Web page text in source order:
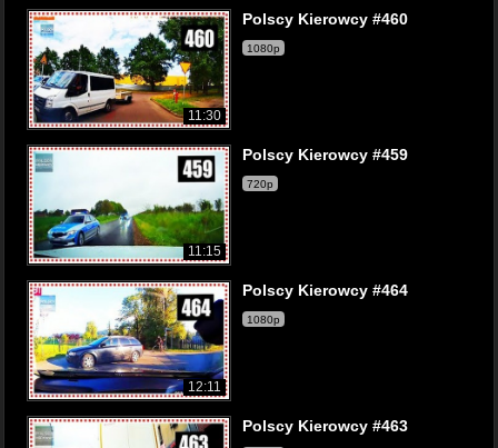
11:30
Polscy Kierowcy #460
1080p
11:15
Polscy Kierowcy #459
720p
12:11
Polscy Kierowcy #464
1080p
Polscy Kierowcy #463